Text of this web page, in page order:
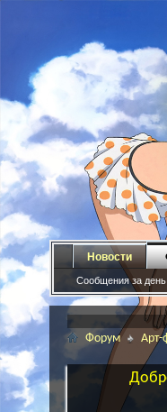
Новости
Сообщения за день
Форум Арт-